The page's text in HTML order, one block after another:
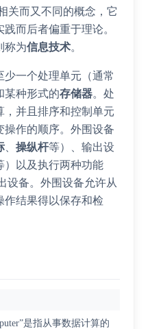
关而又不同的概念，它
而后者偏重于理论。
称为信息技术。
一个处理单元（通常
某种形式的存储器。处
，并且排序和控制单元
操作的顺序。外围设备
操纵杆等）、输出设
）以及执行两种功能
设备。外围设备允许从
作结果得以保存和检
”是指从事数据计算的